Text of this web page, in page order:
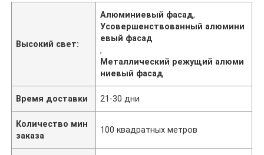
Высокий свет:
Алюминиевый фасад,
Усовершенствованный алюмини
евый фасад
,
Металлический режущий алюми
ниевый фасад
Время доставки 21-30 дни
Количество мин
заказа
100 квадратных метров